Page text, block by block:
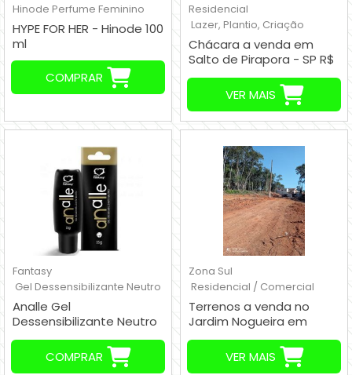
Hinode Perfume Feminino
HYPE FOR HER - Hinode 100
ml
COMPRAR
Residencial
Lazer, Plantio, Criação
Chácara a venda em
Salto de Pirapora - SP R$
200.000,00
VER MAIS
Fantasy
Gel Dessensibilizante Neutro
Analle Gel
Dessensibilizante Neutro
15g
COMPRAR
Zona Sul
Residencial / Comercial
Terrenos a venda no
Jardim Nogueira em
Loteamento com
Documentação,
Itapecerica da Serra - SP
VER MAIS